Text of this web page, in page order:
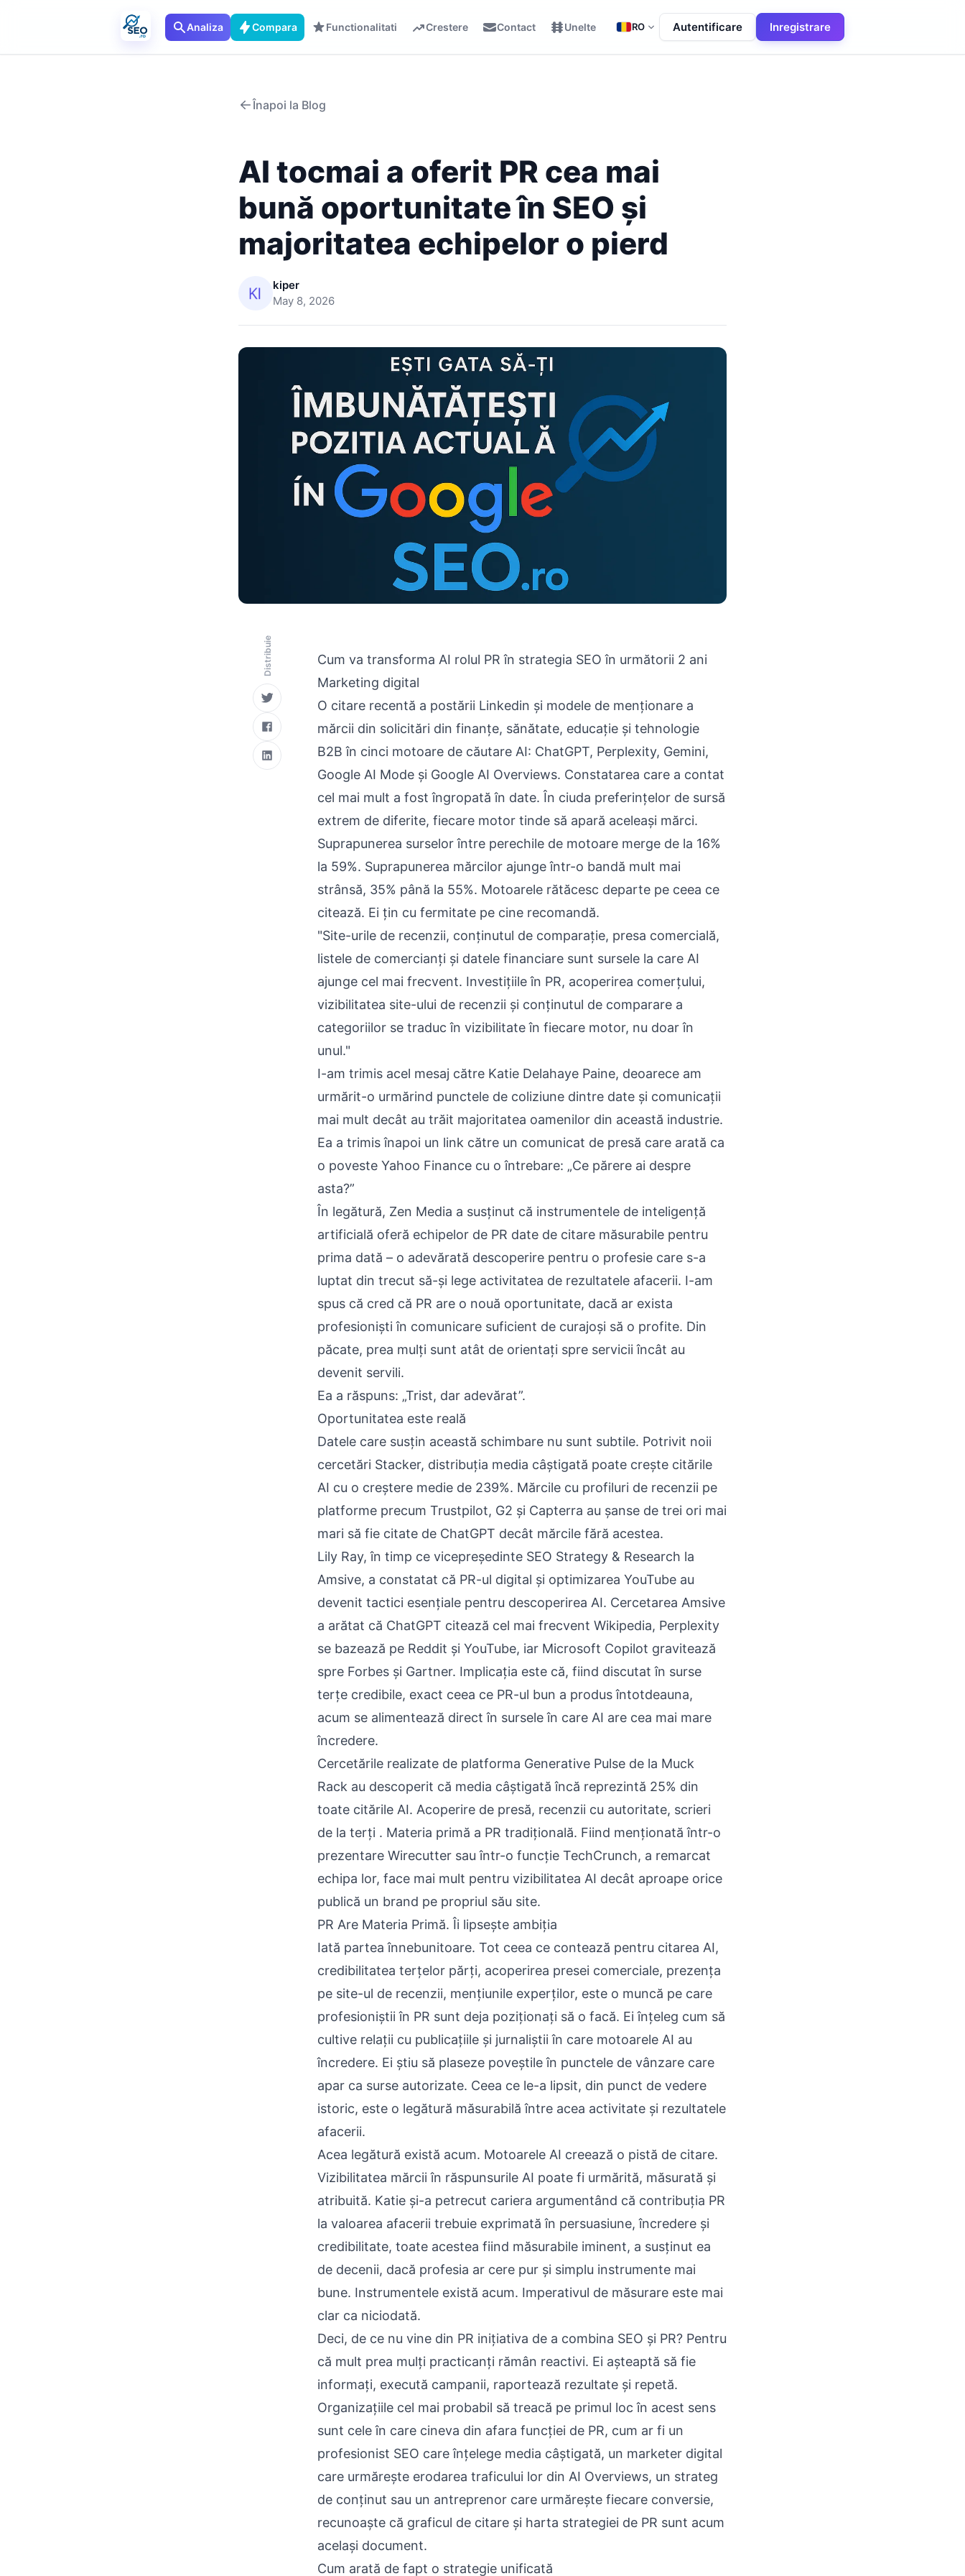
Analiza Compara Functionalitati Crestere Contact Unelte RO Autentificare Inregistrare
Înapoi la Blog
AI tocmai a oferit PR cea mai
bună oportunitate în SEO și
majoritatea echipelor o pierd
kiper
May 8, 2026
Distribuie
Cum va transforma AI rolul PR în strategia SEO în următorii 2 ani
Marketing digital
O citare recentă a postării Linkedin și modele de menționare a
mărcii din solicitări din finanțe, sănătate, educație și tehnologie
B2B în cinci motoare de căutare AI: ChatGPT, Perplexity, Gemini,
Google AI Mode și Google AI Overviews. Constatarea care a contat
cel mai mult a fost îngropată în date. În ciuda preferințelor de sursă
extrem de diferite, fiecare motor tinde să apară aceleași mărci.
Suprapunerea surselor între perechile de motoare merge de la 16%
la 59%. Suprapunerea mărcilor ajunge într-o bandă mult mai
strânsă, 35% până la 55%. Motoarele rătăcesc departe pe ceea ce
citează. Ei țin cu fermitate pe cine recomandă.
"Site-urile de recenzii, conținutul de comparație, presa comercială,
listele de comercianți și datele financiare sunt sursele la care AI
ajunge cel mai frecvent. Investițiile în PR, acoperirea comerțului,
vizibilitatea site-ului de recenzii și conținutul de comparare a
categoriilor se traduc în vizibilitate în fiecare motor, nu doar în
unul."
I-am trimis acel mesaj către Katie Delahaye Paine, deoarece am
urmărit-o urmărind punctele de coliziune dintre date și comunicații
mai mult decât au trăit majoritatea oamenilor din această industrie.
Ea a trimis înapoi un link către un comunicat de presă care arată ca
o poveste Yahoo Finance cu o întrebare: „Ce părere ai despre
asta?”
În legătură, Zen Media a susținut că instrumentele de inteligență
artificială oferă echipelor de PR date de citare măsurabile pentru
prima dată – o adevărată descoperire pentru o profesie care s-a
luptat din trecut să-și lege activitatea de rezultatele afacerii. I-am
spus că cred că PR are o nouă oportunitate, dacă ar exista
profesioniști în comunicare suficient de curajoși să o profite. Din
păcate, prea mulți sunt atât de orientați spre servicii încât au
devenit servili.
Ea a răspuns: „Trist, dar adevărat”.
Oportunitatea este reală
Datele care susțin această schimbare nu sunt subtile. Potrivit noii
cercetări Stacker, distribuția media câștigată poate crește citările
AI cu o creștere medie de 239%. Mărcile cu profiluri de recenzii pe
platforme precum Trustpilot, G2 și Capterra au șanse de trei ori mai
mari să fie citate de ChatGPT decât mărcile fără acestea.
Lily Ray, în timp ce vicepreședinte SEO Strategy & Research la
Amsive, a constatat că PR-ul digital și optimizarea YouTube au
devenit tactici esențiale pentru descoperirea AI. Cercetarea Amsive
a arătat că ChatGPT citează cel mai frecvent Wikipedia, Perplexity
se bazează pe Reddit și YouTube, iar Microsoft Copilot gravitează
spre Forbes și Gartner. Implicația este că, fiind discutat în surse
terțe credibile, exact ceea ce PR-ul bun a produs întotdeauna,
acum se alimentează direct în sursele în care AI are cea mai mare
încredere.
Cercetările realizate de platforma Generative Pulse de la Muck
Rack au descoperit că media câștigată încă reprezintă 25% din
toate citările AI. Acoperire de presă, recenzii cu autoritate, scrieri
de la terți . Materia primă a PR tradițională. Fiind menționată într-o
prezentare Wirecutter sau într-o funcție TechCrunch, a remarcat
echipa lor, face mai mult pentru vizibilitatea AI decât aproape orice
publică un brand pe propriul său site.
PR Are Materia Primă. Îi lipsește ambiția
Iată partea înnebunitoare. Tot ceea ce contează pentru citarea AI,
credibilitatea terțelor părți, acoperirea presei comerciale, prezența
pe site-ul de recenzii, mențiunile experților, este o muncă pe care
profesioniștii în PR sunt deja poziționați să o facă. Ei înțeleg cum să
cultive relații cu publicațiile și jurnaliștii în care motoarele AI au
încredere. Ei știu să plaseze poveștile în punctele de vânzare care
apar ca surse autorizate. Ceea ce le-a lipsit, din punct de vedere
istoric, este o legătură măsurabilă între acea activitate și rezultatele
afacerii.
Acea legătură există acum. Motoarele AI creează o pistă de citare.
Vizibilitatea mărcii în răspunsurile AI poate fi urmărită, măsurată și
atribuită. Katie și-a petrecut cariera argumentând că contribuția PR
la valoarea afacerii trebuie exprimată în persuasiune, încredere și
credibilitate, toate acestea fiind măsurabile iminent, a susținut ea
de decenii, dacă profesia ar cere pur și simplu instrumente mai
bune. Instrumentele există acum. Imperativul de măsurare este mai
clar ca niciodată.
Deci, de ce nu vine din PR inițiativa de a combina SEO și PR? Pentru
că mult prea mulți practicanți rămân reactivi. Ei așteaptă să fie
informați, execută campanii, raportează rezultate și repetă.
Organizațiile cel mai probabil să treacă pe primul loc în acest sens
sunt cele în care cineva din afara funcției de PR, cum ar fi un
profesionist SEO care înțelege media câștigată, un marketer digital
care urmărește erodarea traficului lor din AI Overviews, un strateg
de conținut sau un antreprenor care urmărește fiecare conversie,
recunoaște că graficul de citare și harta strategiei de PR sunt acum
același document.
Cum arată de fapt o strategie unificată